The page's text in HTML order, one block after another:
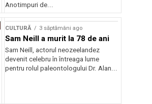
Anotimpuri de...
CULTURĂ 3 săptămâni ago
Sam Neill a murit la 78 de ani
Sam Neill, actorul neozeelandez
devenit celebru în întreaga lume
pentru rolul paleontologului Dr. Alan...